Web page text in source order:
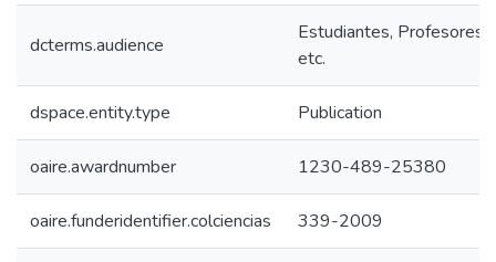
dcterms.audience
Estudiantes, Profesores,
etc.
dspace.entity.type Publication
oaire.awardnumber 1230-489-25380
oaire.funderidentifier.colciencias 339-2009